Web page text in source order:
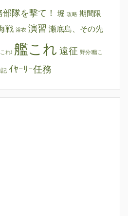
隊を撃て！ 堀 攻略 期間限
戦 浴衣 演習 瀬底島、その先
れ) 艦これ 遠征 野分(艦こ
ｲﾔｰﾘｰ任務